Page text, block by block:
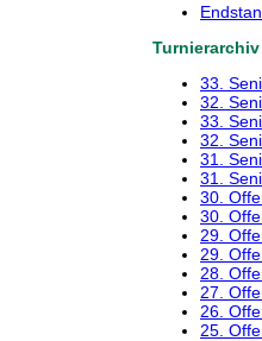
Turnierarchiv
33.
32.
33.
32.
31.
31.
30.
30.
29.
29.
28.
27.
26.
25.